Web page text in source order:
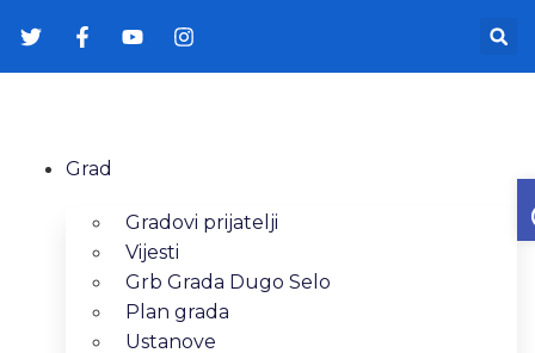
Grad
Gradovi prijatelji
Vijesti
Grb Grada Dugo Selo
Plan grada
Ustanove